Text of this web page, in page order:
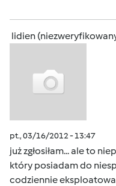
lidien
pt., 03/16/2012 - 13:47
już zgłosiłam... ale to
który posiadam do
codziennie